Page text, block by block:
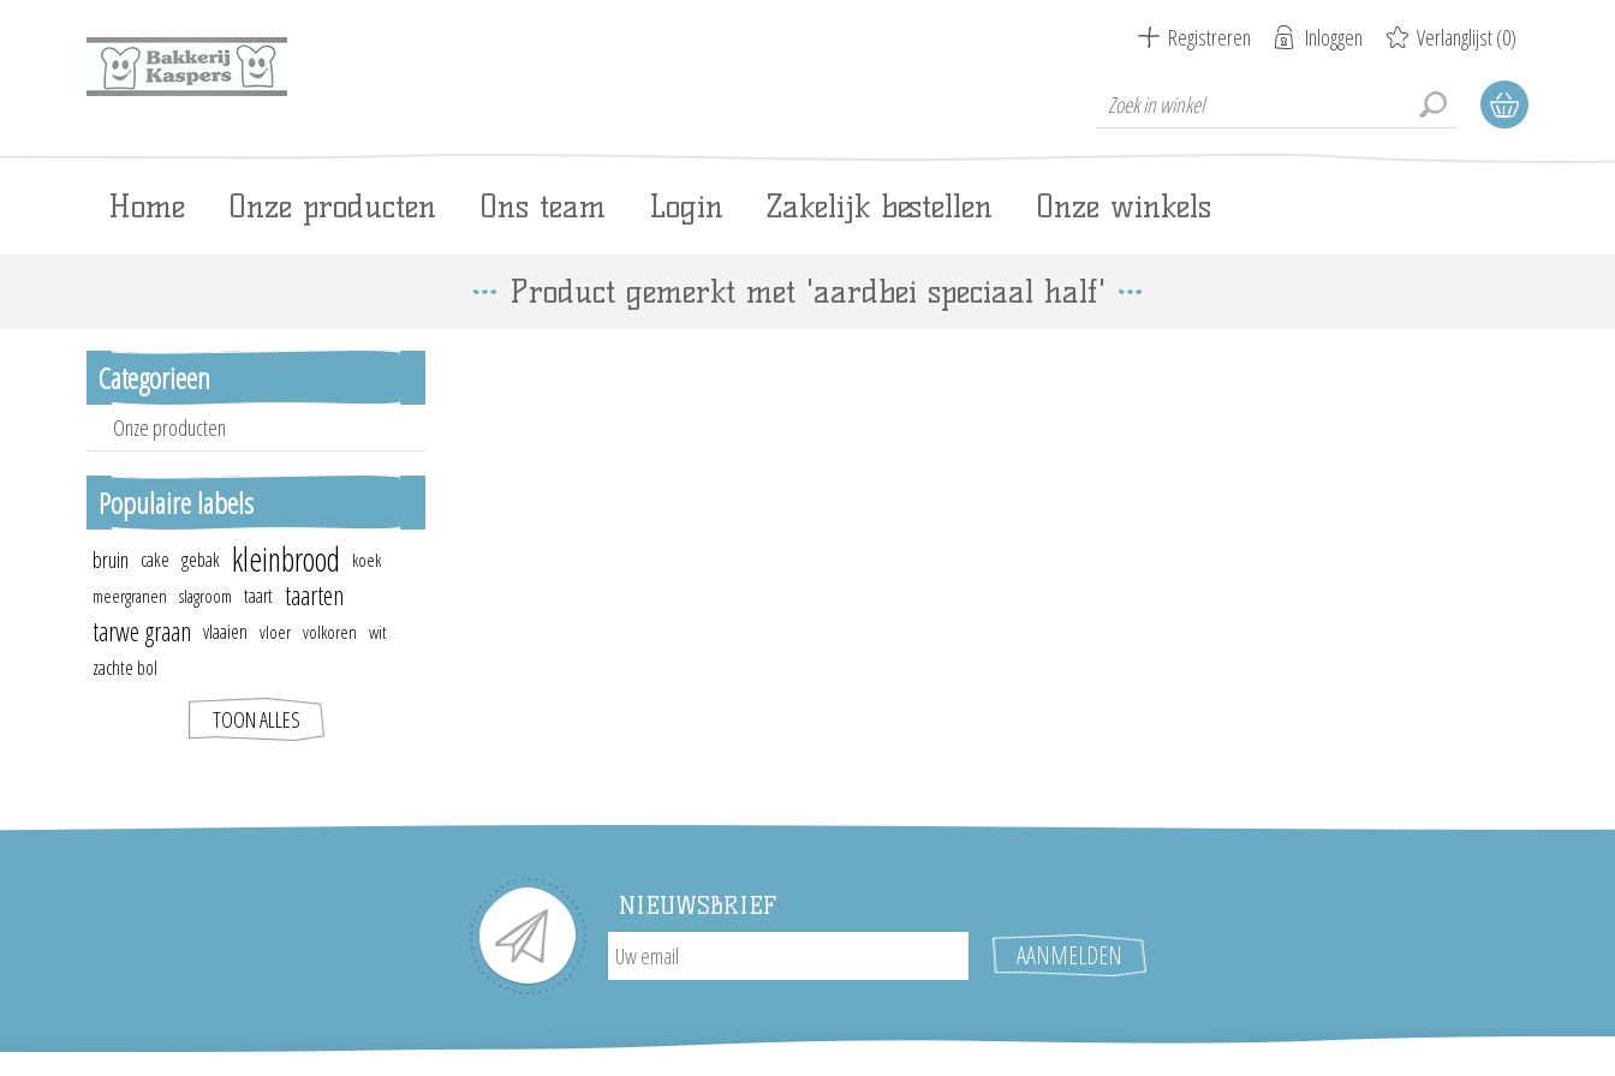
Registreren Inloggen Verlanglijst(0)
Home Onze producten Ons team Login Zakelijk bestellen Onze winkels
Product gemerkt met 'aardbei speciaal half'
Categorieen
Onze producten
Populaire labels
bruin cake gebak kleinbrood
koek
meergranen slagroom taart taarten
tarwe graan vlaaien vloer volkoren wit
zachte bol
TOON ALLES
NIEUWSBRIEF